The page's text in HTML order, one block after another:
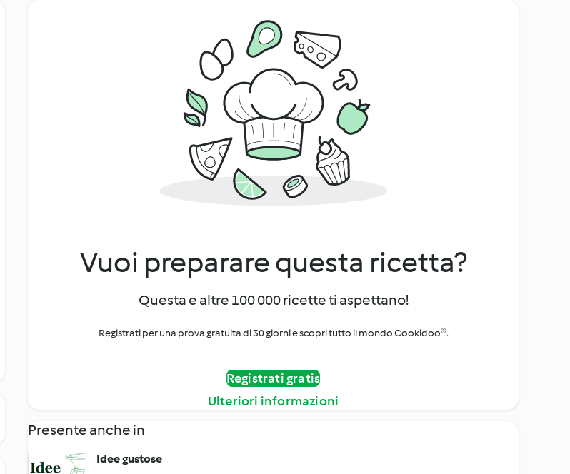
Vuoi preparare questa ricetta?
Questa e altre 100 000 ricette ti aspettano!
Registrati per una prova gratuita di 30 giorni e scopri tutto il mondo Cookidoo®.
Registrati gratis
Ulteriori informazioni
Presente anche in
Idee gustose